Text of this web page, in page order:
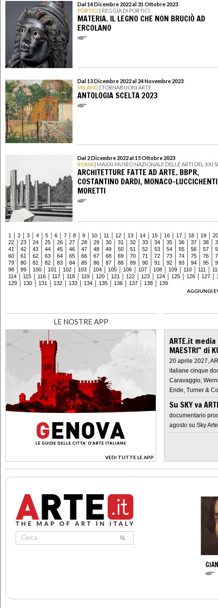
Dal 14 Dicembre 2022 al 31 Ottobre 2023
PORTICI | REGGIA DI PORTICI
MATERIA. IL LEGNO CHE NON BRUCIÒ AD
ERCOLANO
Dal 13 Dicembre 2022 al 24 Novembre 2023
MILANO | TORNABUONI ARTE
ANTOLOGIA SCELTA 2023
Dal 2 Dicembre 2022 al 15 Ottobre 2023
ROMA | MAXXI MUSEO NAZIONALE DELLE ARTI DEL XXI
ARCHITETTURE FATTE AD ARTE. BBPR,
COSTANTINO DARDI, MONACO-
MORETTI
1 2 3 4 5 6 7 8 9 10 11 12 13 14 15 16 17 18 19
20
22
23 24 25 26 27 28 29 30 31 32 33 34 35 36 37 38
41
42 43 44 45 46 47 48 49 50 51 52 53 54 55 56 57
60
61 62 63 64 65 66 67 68 69 70 71 72 73 74 75 76
79
80 81 82 83 84 85 86 87 88 89 90 91 92 93 94 95
98
99 100 101 102 103 104 105 106 107 108 109 110 111
114
115 116 117 118 119 120 121 122 123 124 125 126 127
129
130 131 132 133 134 135 136 137 138
139
AGGIUNGI
LE NOSTRE APP
VEDI TUTTE LE APP
>
ARTE.it
MAESTRI" di
20 aprile 2027,
italiane cinque
Caravaggio,
Ende, Turner &
Su SKY va
documentario
agosto su Sky Arte